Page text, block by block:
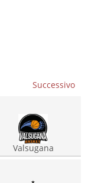
Successivo
Valsugana